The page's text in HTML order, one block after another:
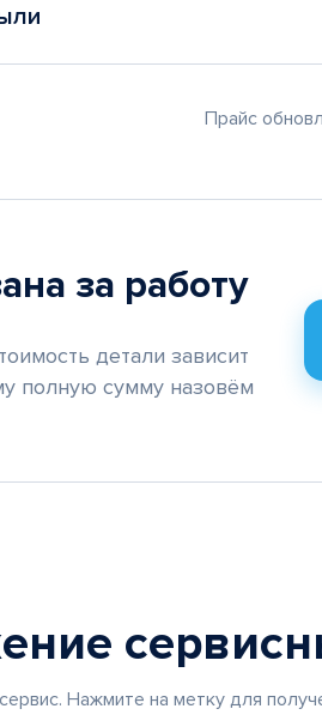
Прайс
за работу
детали зависит
полную сумму назовём
Нажмите на метку для